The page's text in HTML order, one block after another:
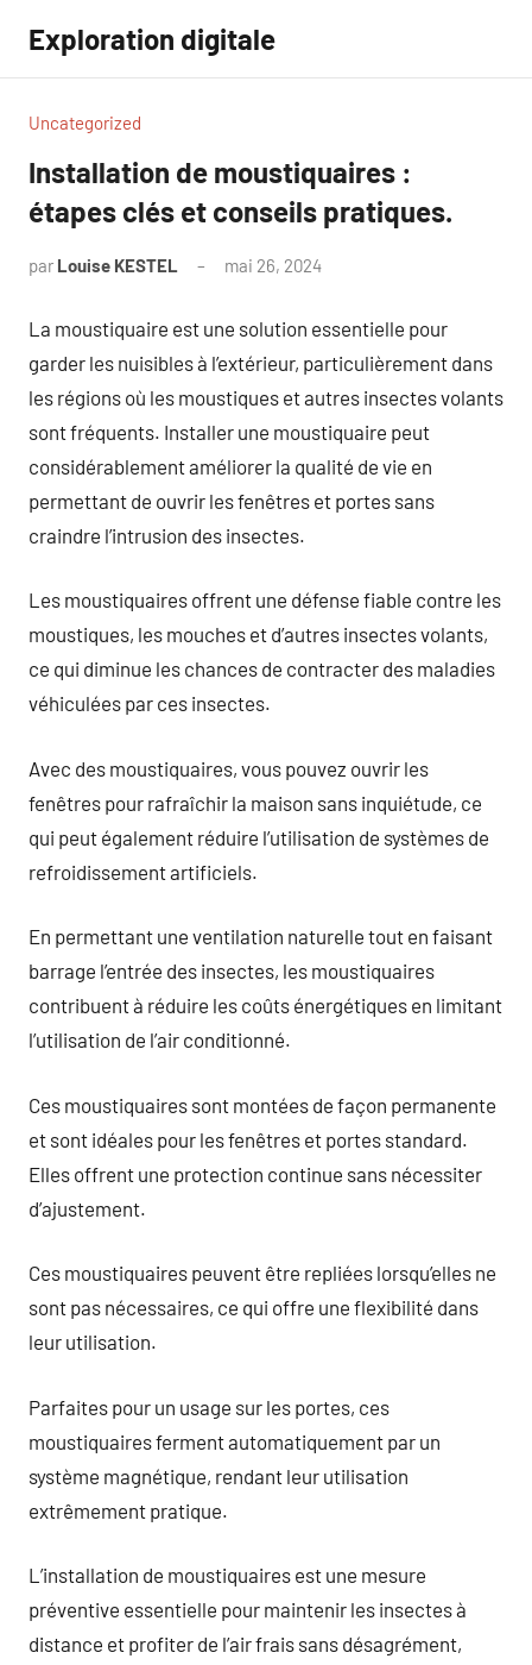
contenu
Exploration digitale
Uncategorized
Installation de moustiquaires :
étapes clés et conseils pratiques.
par Louise KESTEL mai 26, 2024
La moustiquaire est une solution essentielle pour
garder les nuisibles à l’extérieur, particulièrement dans
les régions où les moustiques et autres insectes volants
sont fréquents. Installer une moustiquaire peut
considérablement améliorer la qualité de vie en
permettant de ouvrir les fenêtres et portes sans
craindre l’intrusion des insectes.
Les moustiquaires offrent une défense fiable contre les
moustiques, les mouches et d’autres insectes volants,
ce qui diminue les chances de contracter des maladies
véhiculées par ces insectes.
Avec des moustiquaires, vous pouvez ouvrir les
fenêtres pour rafraîchir la maison sans inquiétude, ce
qui peut également réduire l’utilisation de systèmes de
refroidissement artificiels.
En permettant une ventilation naturelle tout en faisant
barrage l’entrée des insectes, les moustiquaires
contribuent à réduire les coûts énergétiques en limitant
l’utilisation de l’air conditionné.
Ces moustiquaires sont montées de façon permanente
et sont idéales pour les fenêtres et portes standard.
Elles offrent une protection continue sans nécessiter
d’ajustement.
Ces moustiquaires peuvent être repliées lorsqu’elles ne
sont pas nécessaires, ce qui offre une flexibilité dans
leur utilisation.
Parfaites pour un usage sur les portes, ces
moustiquaires ferment automatiquement par un
système magnétique, rendant leur utilisation
extrêmement pratique.
L’installation de moustiquaires est une mesure
préventive essentielle pour maintenir les insectes à
distance et profiter de l’air frais sans désagrément,